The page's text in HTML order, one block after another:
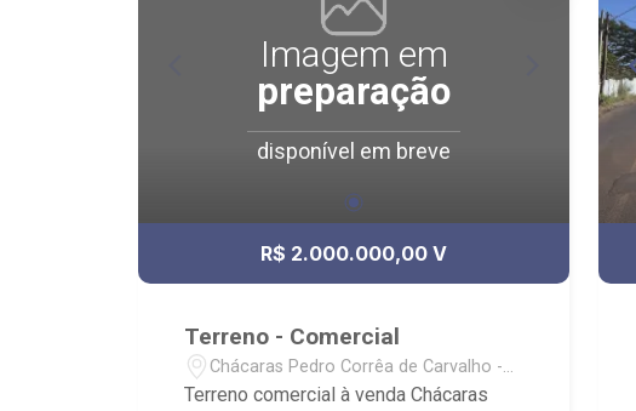
Imagem em
preparação
disponível em breve
R$ 2.000.000,00 V
Terreno - Comercial
Chácaras Pedro Corrêa de Carvalho -
Ribeirão Preto/SP
Terreno comercial à venda Chácaras